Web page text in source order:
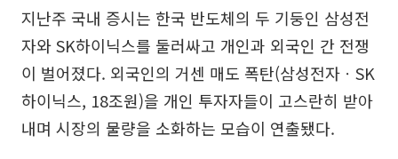
지난주 국내 증시는 한국 반도체의 두 기둥인 삼성전
자와 SK하이닉스를 둘러싸고 개인과 외국인 간 전쟁
이 벌어졌다. 외국인의 거센 매도 폭탄(삼성전자ㆍSK
하이닉스, 18조원)을 개인 투자자들이 고스란히 받아
내며 시장의 물량을 소화하는 모습이 연출됐다.